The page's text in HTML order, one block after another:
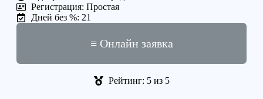
Регистрация: Простая
Дней без %: 21
≡ Онлайн заявка
Рейтинг: 5 из 5